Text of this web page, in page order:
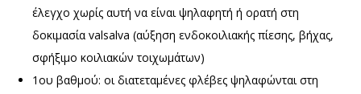
έλεγχο χωρίς αυτή να είναι ψηλαφητή ή ορατή στη
δοκιμασία valsalva (αύξηση ενδοκοιλιακής πίεσης, βήχας,
σφήξιμο κοιλιακών τοιχωμάτων)
1ου βαθμού: οι διατεταμένες φλέβες ψηλαφώνται στη